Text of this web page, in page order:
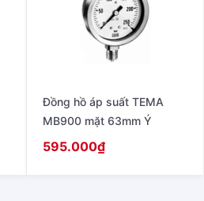
Đồng hồ áp suất TEMA
MB900 mặt 63mm Ý
595.000₫